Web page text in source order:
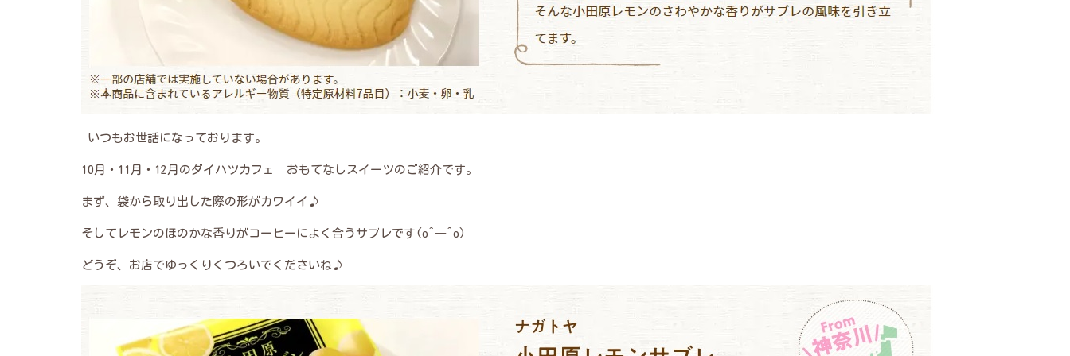
いつもお世話になっております。
10月・11月・12月のダイハツカフェ おもてなしスイーツのご紹介です。
まず、袋から取り出した際の形がカワイイ♪
そしてレモンのほのかな香りがコーヒーによく合うサブレです(o^―^o)
どうぞ、お店でゆっくりくつろいでくださいね♪